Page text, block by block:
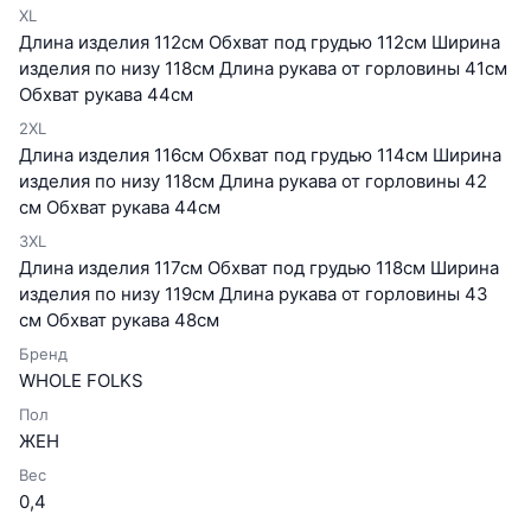
XL
Длина изделия 112см Обхват под грудью 112см Ширина
изделия по низу 118см Длина рукава от горловины 41см
Обхват рукава 44см
2XL
Длина изделия 116см Обхват под грудью 114см Ширина
изделия по низу 118см Длина рукава от горловины 42
см Обхват рукава 44см
3XL
Длина изделия 117см Обхват под грудью 118см Ширина
изделия по низу 119см Длина рукава от горловины 43
см Обхват рукава 48см
Бренд
WHOLE FOLKS
Пол
ЖЕН
Вес
0,4